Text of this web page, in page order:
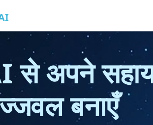
से अपने
बनाएँ